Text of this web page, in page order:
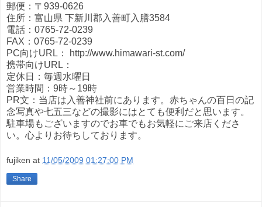
郵便：〒939-0626
住所：富山県 下新川郡入善町入膳3584
電話：0765-72-0239
FAX：0765-72-0239
PC向けURL： http://www.himawari-st.com/
携帯向けURL：
定休日：毎週水曜日
営業時間：9時～19時
PR文：当店は入善神社前にあります。赤ちゃんの百日の記
念写真や七五三などの撮影にはとても便利だと思います。
駐車場もございますのでお車でもお気軽にご来店くださ
い。心よりお待ちしております。
fujiken at 11/05/2009 01:27:00 PM
Share